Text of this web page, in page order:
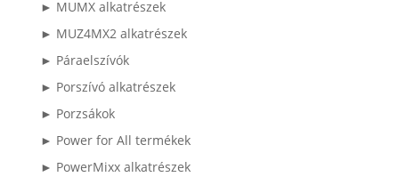
► MUMX alkatrészek
► MUZ4MX2 alkatrészek
► Páraelszívók
► Porszívó alkatrészek
► Porzsákok
► Power for All termékek
► PowerMixx alkatrészek